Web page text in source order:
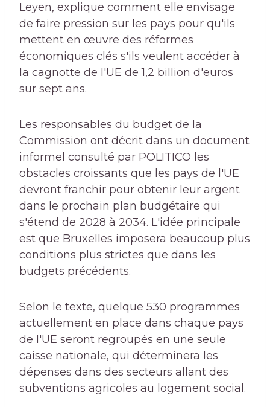
Leyen, explique comment elle envisage
de faire pression sur les pays pour qu'ils
mettent en œuvre des réformes
économiques clés s'ils veulent accéder à
la cagnotte de l'UE de 1,2 billion d'euros
sur sept ans.
Les responsables du budget de la
Commission ont décrit dans un document
informel consulté par POLITICO les
obstacles croissants que les pays de l'UE
devront franchir pour obtenir leur argent
dans le prochain plan budgétaire qui
s'étend de 2028 à 2034. L'idée principale
est que Bruxelles imposera beaucoup plus
conditions plus strictes que dans les
budgets précédents.
Selon le texte, quelque 530 programmes
actuellement en place dans chaque pays
de l'UE seront regroupés en une seule
caisse nationale, qui déterminera les
dépenses dans des secteurs allant des
subventions agricoles au logement social.